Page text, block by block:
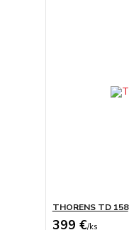
THORENS TD 158
399 €/ks